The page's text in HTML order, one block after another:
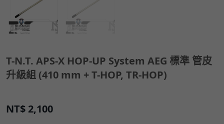
T-N.T. APS-X HOP-UP System AEG 標準 管皮
升級組 (410 mm + T-HOP, TR-HOP)
NT$ 2,100